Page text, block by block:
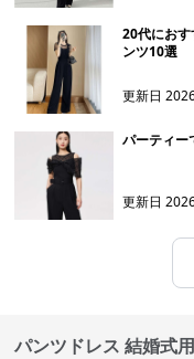
20代にお
ンツ10選
更新日
パーティー
更新日
パンツドレス 結婚式用